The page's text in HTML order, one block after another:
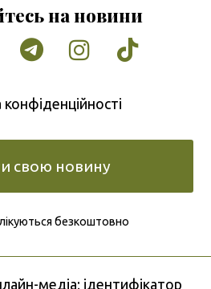
на новини
TumblrInstagram
Tiktok
конфіденційності
свою новину
безкоштовно
медіа; ідентифікатор